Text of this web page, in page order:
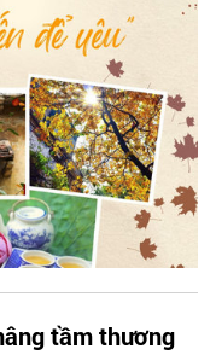
tầm thương